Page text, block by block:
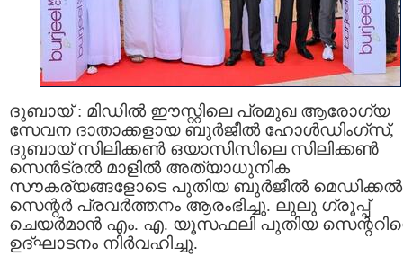
ദുബായ് : മിഡിൽ ഈസ്റ്റിലെ പ്രമുഖ ആരോഗ്യ
സേവന ദാതാക്കളായ ബുർജീൽ ഹോൾഡിംഗ്‌സ്,
ദുബായ് സിലിക്കൺ ഒയാസിസിലെ സിലിക്കൺ
സെൻട്രൽ മാളിൽ അത്യാധുനിക
സൗകര്യങ്ങളോടെ പുതിയ ബുർജീൽ മെഡിക്കൽ
സെന്റർ പ്രവർത്തനം ആരംഭിച്ചു. ലുലു ഗ്രൂപ്പ്
ചെയർമാൻ എം. എ. യൂസഫലി പുതിയ
ഉദ്ഘാടനം നിർവഹിച്ചു.